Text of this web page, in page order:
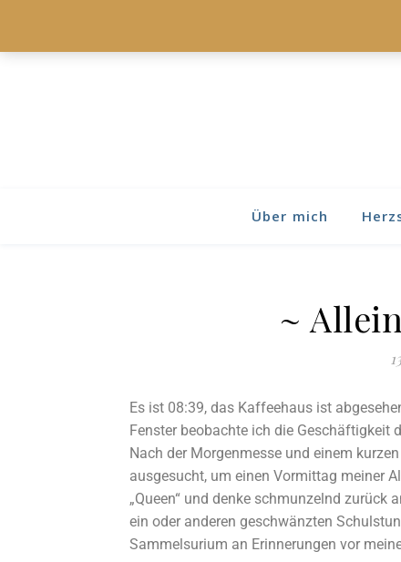
Über mich
~
Es ist 08:39, das Kaffeehaus ist
Fenster beobachte ich die Geschäftigkeit
Nach der Morgenmesse und einem
ausgesucht, um einen Vormittag meiner
„Queen“ und denke schmunzelnd
ein oder anderen geschwänzten
Sammelsurium an Erinnerungen vor